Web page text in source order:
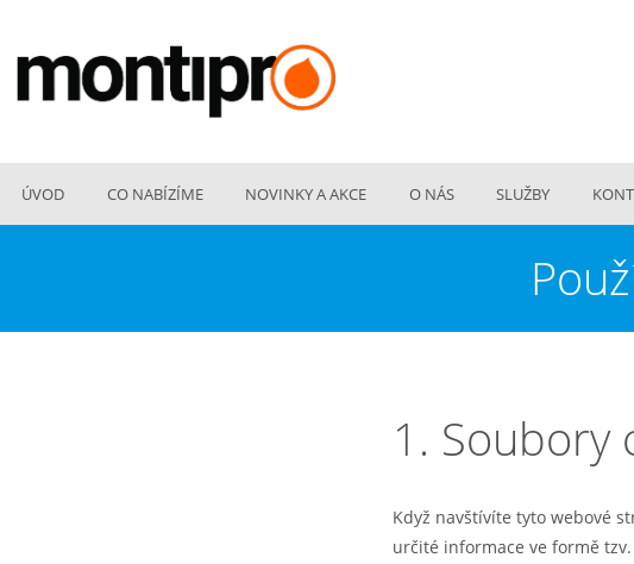
ÚVOD CO NABÍZÍME NOVINKY A AKCE O NÁS SLUŽBY
1. Soubory
Když navštívíte tyto webové
určité informace ve formě